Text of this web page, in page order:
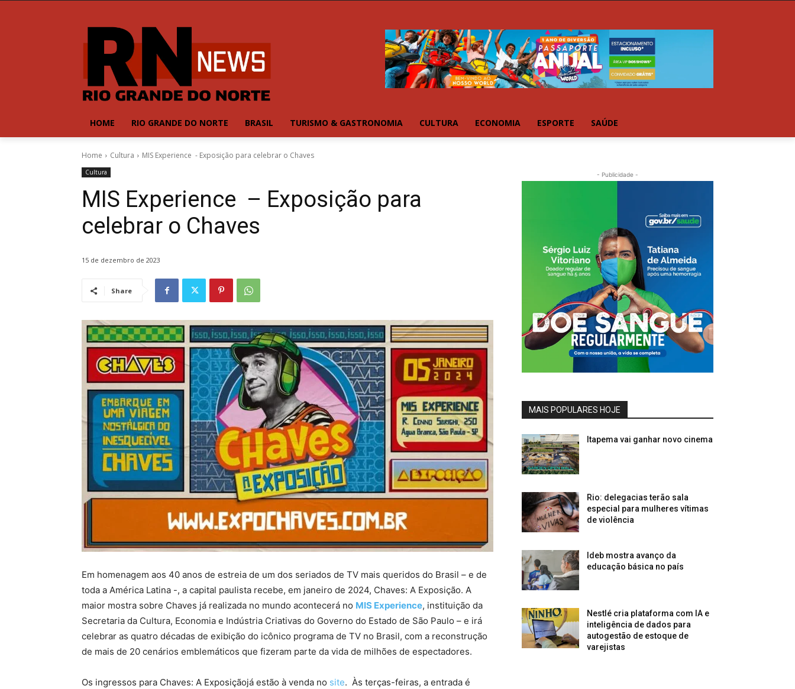
HOME RIO GRANDE DO NORTE BRASIL TURISMO & GASTRONOMIA CULTURA ECONOMIA ESPORTE SAÚDE
Home Cultura MIS Experience - Exposição para celebrar o Chaves
Cultura
MIS Experience – Exposição para
celebrar o Chaves
15 de dezembro de 2023
Share
Em homenagem aos 40 anos de estreia de um dos seriados de TV mais queridos do Brasil – e de
toda a América Latina -, a capital paulista recebe, em janeiro de 2024, Chaves: A Exposição. A
maior mostra sobre Chaves já realizada no mundo acontecerá no MIS Experience, instituição da
Secretaria da Cultura, Economia e Indústria Criativas do Governo do Estado de São Paulo – e irá
celebrar as quatro décadas de exibição do icônico programa de TV no Brasil, com a reconstrução
de mais de 20 cenários emblemáticos que fizeram parte da vida de milhões de espectadores.
Os ingressos para Chaves: A Exposiçãojá estão à venda no site. Às terças-feiras, a entrada é
- Publicidade -
MAIS POPULARES HOJE
Itapema vai ganhar novo cinema
Rio: delegacias terão sala
especial para mulheres vítimas
de violência
Ideb mostra avanço da
educação básica no país
Nestlé cria plataforma com IA e
inteligência de dados para
autogestão de estoque de
varejistas